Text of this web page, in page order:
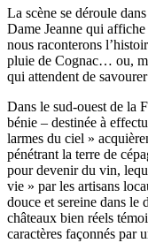
La scène se déroule
Dame Jeanne qui affiche
nous raconterons
pluie de Cognac… ou,
qui attendent de
Dans le sud-ouest de la
bénie – destinée à
larmes du ciel »
pénétrant la terre de
pour devenir du vin,
vie » par les artisans
douce et sereine dans le
châteaux bien réels
caractères façonnés par